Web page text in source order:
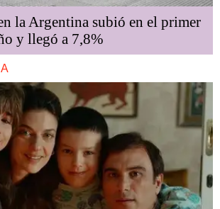
la Argentina subió en el primer
y llegó a 7,8%